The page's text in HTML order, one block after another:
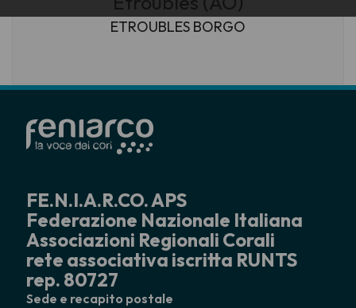
ETROUBLES BORGO
FE.N.I.A.R.CO. APS
Federazione Nazionale Italiana
Associazioni Regionali Corali
rete associativa iscritta RUNTS
rep. 80727
Sede e recapito postale